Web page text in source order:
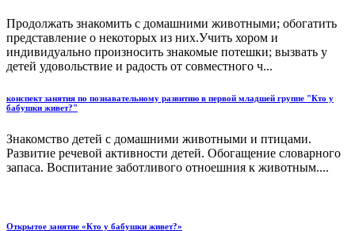
Продолжать знакомить с домашними животными; обогатить
представление о некоторых из них.Учить хором и
индивидуально произносить знакомые потешки; вызвать у
детей удовольствие и радость от совместного ч...
конспект занятия по познавательному развитию в первой младшей группе "Кто у
бабушки живет?"
Знакомство детей с домашними животными и птицами.
Развитие речевой активности детей. Обогащение словарного
запаса. Воспитание заботливого отноешния к животным....
Открытое занятие «Кто у бабушки живет?»